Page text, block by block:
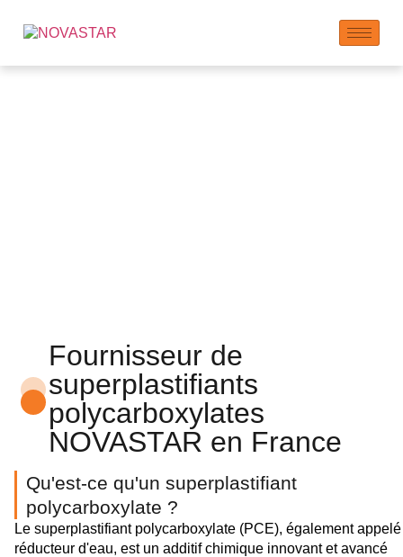
Fournisseur de
superplastifiants
polycarboxylates
NOVASTAR en France
Qu'est-ce qu'un superplastifiant
polycarboxylate ?
Le superplastifiant polycarboxylate (PCE), également appelé
réducteur d'eau, est un additif chimique innovant et avancé